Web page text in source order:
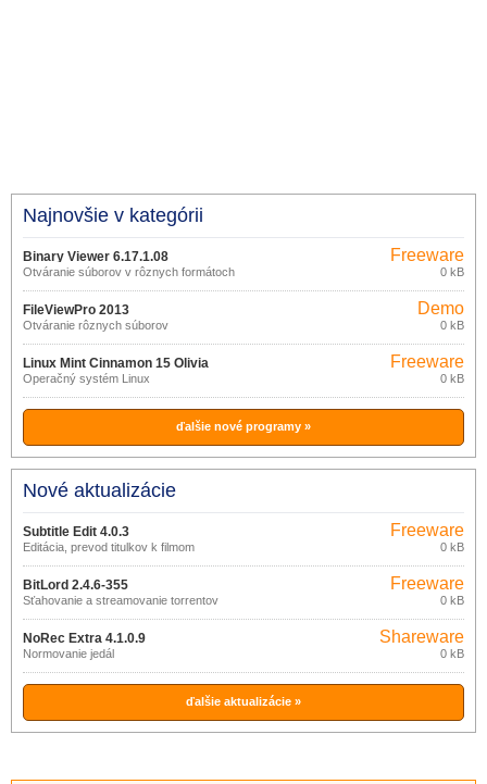
Najnovšie v kategórii
Binary Viewer 6.17.1.08
Otváranie súborov v rôznych formátoch
Freeware
0 kB
FileViewPro 2013
Otváranie rôznych súborov
Demo
0 kB
Linux Mint Cinnamon 15 Olivia
Operačný systém Linux
Freeware
0 kB
ďalšie nové programy »
Nové aktualizácie
Subtitle Edit 4.0.3
Editácia, prevod titulkov k filmom
Freeware
0 kB
BitLord 2.4.6-355
Sťahovanie a streamovanie torrentov
Freeware
0 kB
NoRec Extra 4.1.0.9
Normovanie jedál
Shareware
0 kB
ďalšie aktualizácie »